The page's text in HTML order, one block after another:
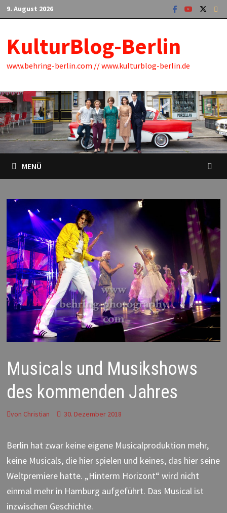
Zum
Inhalt
9. August 2026
KulturBlog-Berlin
www.behring-berlin.com // www.kulturblog-berlin.de
MENÜ
Musicals und Musikshows
des kommenden Jahres
von Christian 30. Dezember 2018
Berlin hat zwar keine eigene Musicalproduktion mehr,
keine Musicals, die hier spielen und keines, das hier seine
Weltpremiere hatte. „Hinterm Horizont“ wird nicht
einmal mehr in Hamburg aufgeführt. Das Musical ist
inzwischen Geschichte.